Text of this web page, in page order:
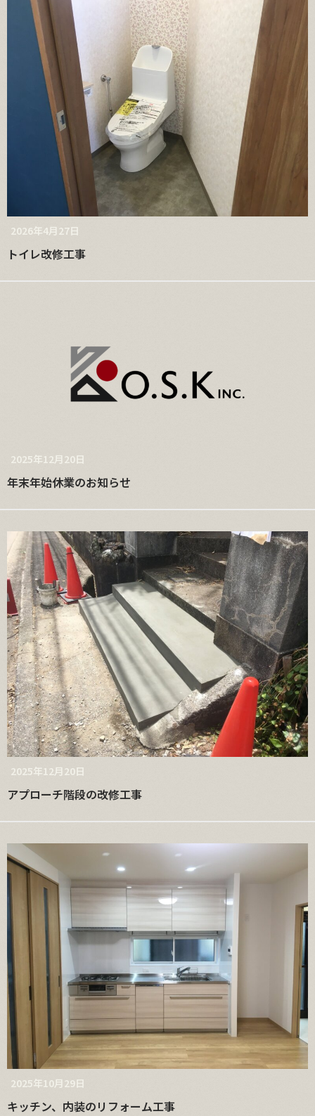
2026年4月27日
トイレ改修工事
2025年12月20日
年末年始休業のお知らせ
2025年12月20日
アプローチ階段の改修工事
2025年10月29日
キッチン、内装のリフォーム工事